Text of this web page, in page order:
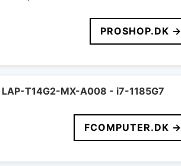
PROSHOP.DK →
T14G2-MX-A008 - i7-1185G7
FCOMPUTER.DK →